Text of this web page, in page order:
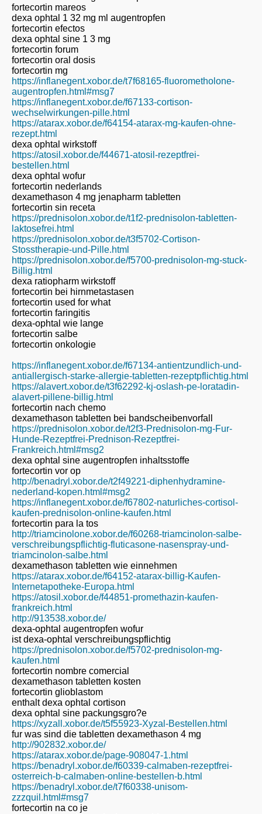
fortecortin mareos
dexa ophtal 1 32 mg ml augentropfen
fortecortin efectos
dexa ophtal sine 1 3 mg
fortecortin forum
fortecortin oral dosis
fortecortin mg
https://inflanegent.xobor.de/t7f68165-fluorometholone-
augentropfen.html#msg7
https://inflanegent.xobor.de/f67133-cortison-
wechselwirkungen-pille.html
https://atarax.xobor.de/f64154-atarax-mg-kaufen-ohne-
rezept.html
dexa ophtal wirkstoff
https://atosil.xobor.de/f44671-atosil-rezeptfrei-
bestellen.html
dexa ophtal wofur
fortecortin nederlands
dexamethason 4 mg jenapharm tabletten
fortecortin sin receta
https://prednisolon.xobor.de/t1f2-prednisolon-tabletten-
laktosefrei.html
https://prednisolon.xobor.de/t3f5702-Cortison-
Stosstherapie-und-Pille.html
https://prednisolon.xobor.de/f5700-prednisolon-mg-stuck-
Billig.html
dexa ratiopharm wirkstoff
fortecortin bei hirnmetastasen
fortecortin used for what
fortecortin faringitis
dexa-ophtal wie lange
fortecortin salbe
fortecortin onkologie
https://inflanegent.xobor.de/f67134-antientzundlich-und-
antiallergisch-starke-allergie-tabletten-rezeptpflichtig.html
https://alavert.xobor.de/t3f62292-kj-oslash-pe-loratadin-
alavert-pillene-billig.html
fortecortin nach chemo
dexamethason tabletten bei bandscheibenvorfall
https://prednisolon.xobor.de/t2f3-Prednisolon-mg-Fur-
Hunde-Rezeptfrei-Prednison-Rezeptfrei-
Frankreich.html#msg2
dexa ophtal sine augentropfen inhaltsstoffe
fortecortin vor op
http://benadryl.xobor.de/t2f49221-diphenhydramine-
nederland-kopen.html#msg2
https://inflanegent.xobor.de/f67802-naturliches-cortisol-
kaufen-prednisolon-online-kaufen.html
fortecortin para la tos
http://triamcinolone.xobor.de/f60268-triamcinolon-salbe-
verschreibungspflichtig-fluticasone-nasenspray-und-
triamcinolon-salbe.html
dexamethason tabletten wie einnehmen
https://atarax.xobor.de/f64152-atarax-billig-Kaufen-
Internetapotheke-Europa.html
https://atosil.xobor.de/f44851-promethazin-kaufen-
frankreich.html
http://913538.xobor.de/
dexa-ophtal augentropfen wofur
ist dexa-ophtal verschreibungspflichtig
https://prednisolon.xobor.de/f5702-prednisolon-mg-
kaufen.html
fortecortin nombre comercial
dexamethason tabletten kosten
fortecortin glioblastom
enthalt dexa ophtal cortison
dexa ophtal sine packungsgro?e
https://xyzall.xobor.de/t5f55923-Xyzal-Bestellen.html
fur was sind die tabletten dexamethason 4 mg
http://902832.xobor.de/
https://atarax.xobor.de/page-908047-1.html
https://benadryl.xobor.de/f60339-calmaben-rezeptfrei-
osterreich-b-calmaben-online-bestellen-b.html
https://benadryl.xobor.de/t7f60338-unisom-
zzzquil.html#msg7
fortecortin na co je